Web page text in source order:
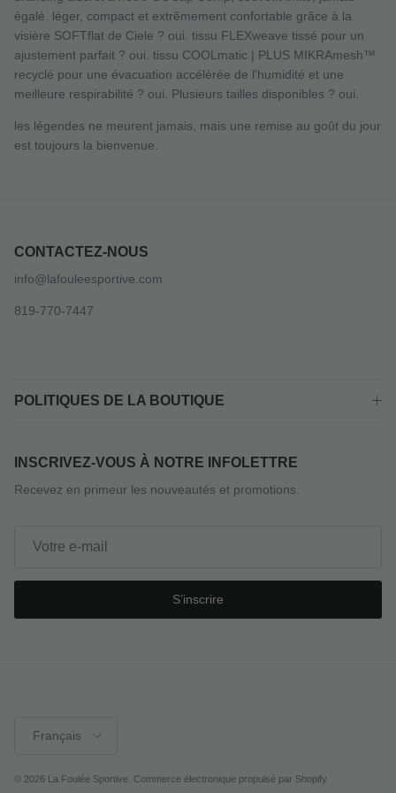
égalé. léger, compact et extrêmement confortable grâce à la
visière SOFTflat de Ciele ? oui. tissu FLEXweave tissé pour un
ajustement parfait ? oui. tissu COOLmatic | PLUS MIKRAmesh™
recyclé pour une évacuation accélérée de l'humidité et une
meilleure respirabilité ? oui. Plusieurs tailles disponibles ? oui.
les légendes ne meurent jamais, mais une remise au goût du jour
est toujours la bienvenue.
CONTACTEZ-NOUS
info@lafouleesportive.com
819-770-7447
POLITIQUES DE LA BOUTIQUE
INSCRIVEZ-VOUS À NOTRE INFOLETTRE
Recevez en primeur les nouveautés et promotions.
S’inscrire
Français
© 2026 La Foulée Sportive Commerce électronique propulsé par Shopify